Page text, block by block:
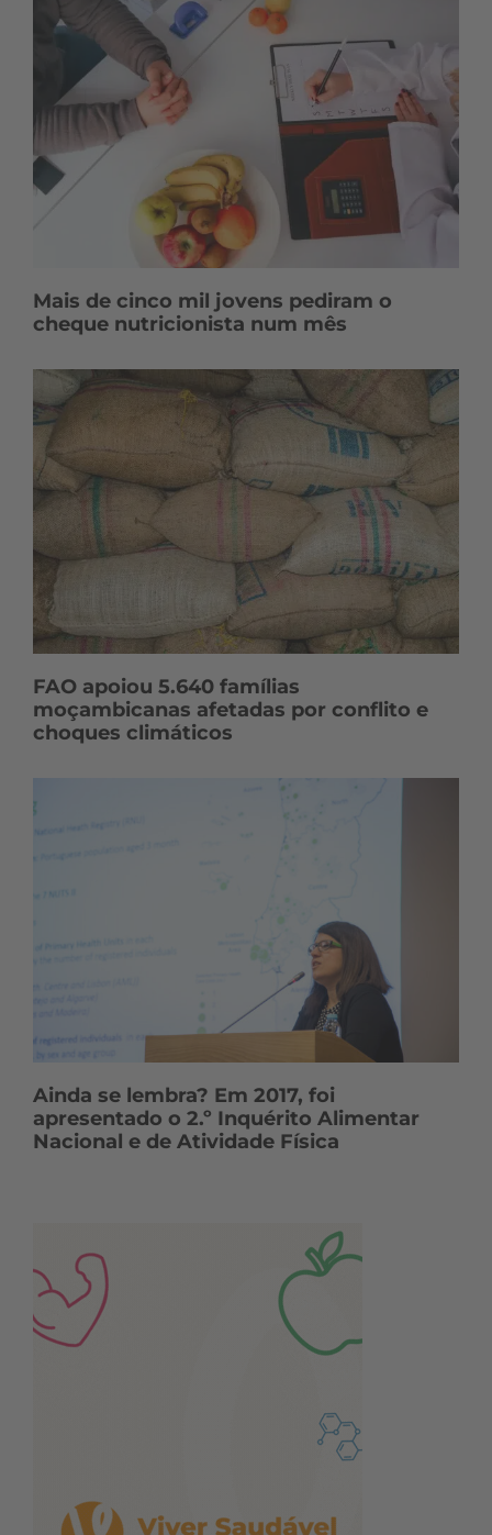
Mais de cinco mil jovens pediram o
cheque nutricionista num mês
FAO apoiou 5.640 famílias
moçambicanas afetadas por conflito e
choques climáticos
Ainda se lembra? Em 2017, foi
apresentado o 2.º Inquérito Alimentar
Nacional e de Atividade Física